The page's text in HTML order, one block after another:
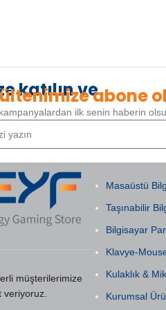
katılın veabone
ilk senin haberin
müşterilerimize
Masaüstü
Taşınabilir
Bilgisayar
Klavye-
Kulaklık &
Kurumsal